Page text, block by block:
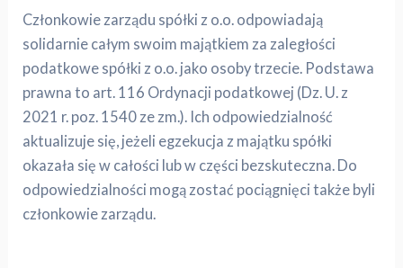
Członkowie zarządu spółki z o.o. odpowiadają
solidarnie całym swoim majątkiem za zaległości
podatkowe spółki z o.o. jako osoby trzecie. Podstawa
prawna to art. 116 Ordynacji podatkowej (Dz. U. z
2021 r. poz. 1540 ze zm.). Ich odpowiedzialność
aktualizuje się, jeżeli egzekucja z majątku spółki
okazała się w całości lub w części bezskuteczna. Do
odpowiedzialności mogą zostać pociągnięci także byli
członkowie zarządu.